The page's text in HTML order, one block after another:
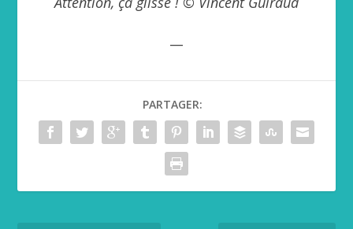
PARTAGER: